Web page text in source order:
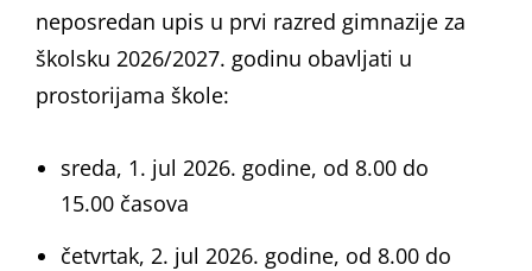
neposredan upis u prvi razred gimnazije za
školsku 2026/2027. godinu obavljati u
prostorijama škole:
sreda, 1. jul 2026. godine, od 8.00 do
15.00 časova
četvrtak, 2. jul 2026. godine, od 8.00 do